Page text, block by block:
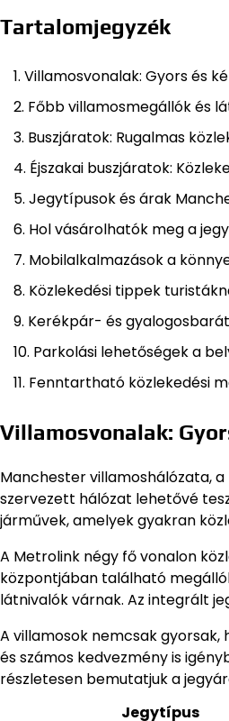
Tartalomjegyzék
Villamosvonalak: Gyors és
Főbb villamosmegállók és
Buszjáratok: Rugalmas
Éjszakai buszjáratok:
Jegytípusok és árak
Hol vásárolhatók meg a
Mobilalkalmazások a
Közlekedési tippek
Kerékpár- és
Parkolási lehetőségek a
Fenntartható közlekedési
Villamosvonalak:
Manchester villamoshálózata,
szervezett hálózat lehetővé
járművek, amelyek gyakran
A Metrolink négy fő vonalon
központjában található
látnivalók várnak. Az integrált
A villamosok nemcsak
és számos kedvezmény is
részletesen bemutatjuk a
Jegytípus